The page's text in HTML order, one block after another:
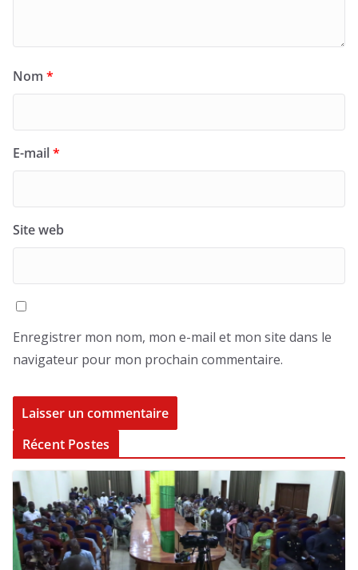
Nom *
E-mail*
Site web
Enregistrer mon nom, mon e-mail et mon site dans le
navigateur pour mon prochain commentaire.
Récent Postes